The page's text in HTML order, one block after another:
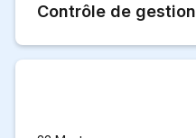
Contrôle de gestion